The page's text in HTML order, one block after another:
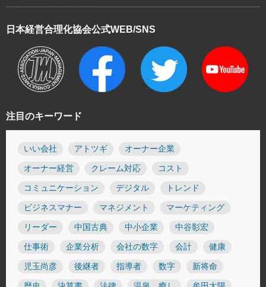
注目のキーワード
いい会社 アトツギ オーナー企業
オーナー経営 クレーム対応 コスト
コミュニケーション デジタル トレンド
ビジネスマナー マネジメント マーケティング
リーダー 中国古典 中小企業 中谷彰宏
仕事術 企業分析 会社の数字 会計 健康
児玉尚彦 後継者 指導者 数字 新将命
日本経営合理化協会公式WEB/SNS